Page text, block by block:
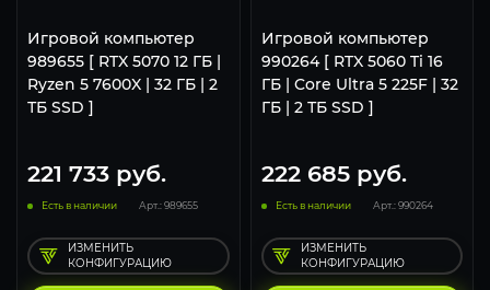
Игровой компьютер
989655 [ RTX 5070 12 ГБ |
Ryzen 5 7600X | 32 ГБ | 2
ТБ SSD ]
221 733 руб.
Есть в наличии Арт.: 989655
ИЗМЕНИТЬ
КОНФИГУРАЦИЮ
Игровой компьютер
990264 [ RTX 5060 Ti 16
ГБ | Core Ultra 5 225F | 32
ГБ | 2 ТБ SSD ]
222 685руб.
Есть в наличии Арт.: 990264
ИЗМЕНИТЬ
КОНФИГУРАЦИЮ